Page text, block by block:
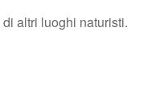
altri luoghi naturisti.